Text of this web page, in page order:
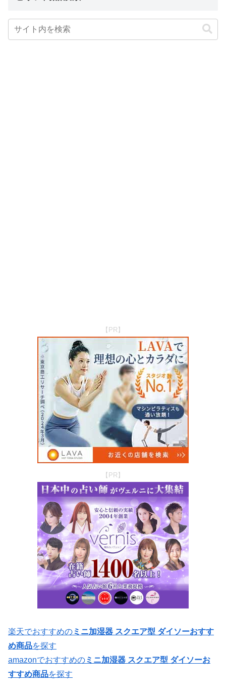
【PR】
【PR】
楽天でおすすめのミニ加湿器 スクエア型 ダイソーおすす
め商品を探す
amazonでおすすめのミニ加湿器 スクエア型 ダイソーお
すすめ商品を探す